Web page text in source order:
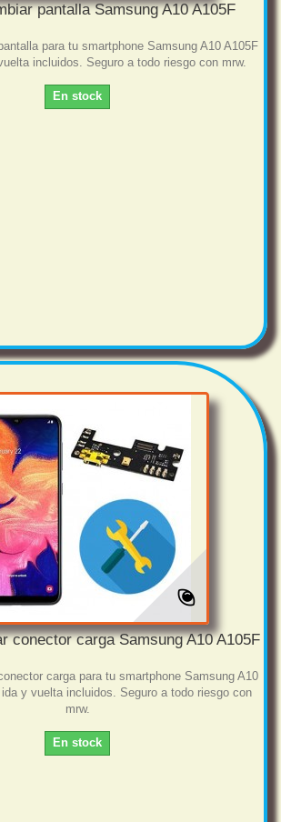
pantalla Samsung A10 A105F
para tu smartphone Samsung A10 A105F
incluidos. Seguro a todo riesgo con mrw.
En stock
conector carga Samsung A10 A105F
carga para tu smartphone Samsung A10
y vuelta incluidos. Seguro a todo riesgo con
mrw.
En stock